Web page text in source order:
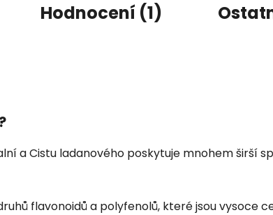
Hodnocení (1)
a Cistu ladanového poskytuje mnohem širší
flavonoidů a polyfenolů, které jsou vysoce